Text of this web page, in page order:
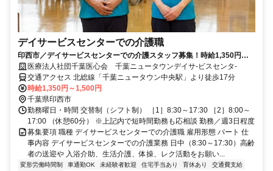
デイサービスセンターでの介護職
印西市／デイサービスセンターでの介護スタッフ募集！時給1,350円
その他手当別途支給 週3日～OK
医療法人社団千葉医心会 千葉ニュータウンデイサ-ビスセンタ-
交通アクセス 北総線「千葉ニュータウン中央駅」より徒歩17分
時給1,350円～1,500円
千葉県印西市
勤務曜日・時間 交替制（シフト制） ［1］8:30～17:30 ［2］8:00～
17:00 （休憩60分） ※上記内で短時間勤務も応相談 勤務／週3日程度
募集要項 職種 デイサービスセンターでの介護職 雇用形態 パート 仕
事内容 デイサービスセンターでの介護業務 日中（8:30～17:30）高齢
者の送迎や 入浴介助、生活介護、体操、レク活動をお願い...
変形労働時間制 車通勤OK 未経験者歓迎 住宅手当あり 育休あり
交通費支給